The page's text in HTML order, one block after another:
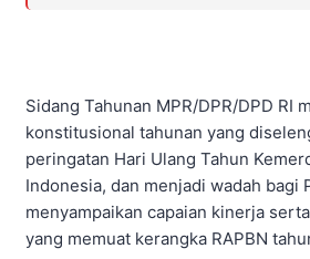
Sidang Tahunan MPR/DPR/DPD RI
konstitusional tahunan yang
peringatan Hari Ulang Tahun
Indonesia, dan menjadi wadah bagi
menyampaikan capaian kinerja
yang memuat kerangka RAPBN